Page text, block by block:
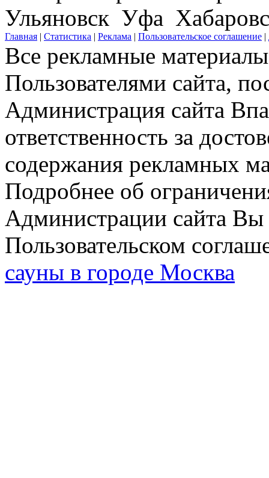
Ульяновск Уфа
Главная | Статистика | Реклама | Пользовательское соглашение |
Все рекламные
Пользователями сайта,
Администрация сайта
ответственность за
содержания рекламных
Подробнее об
Администрации сайта Вы
Пользовательском
сауны в городе Москва